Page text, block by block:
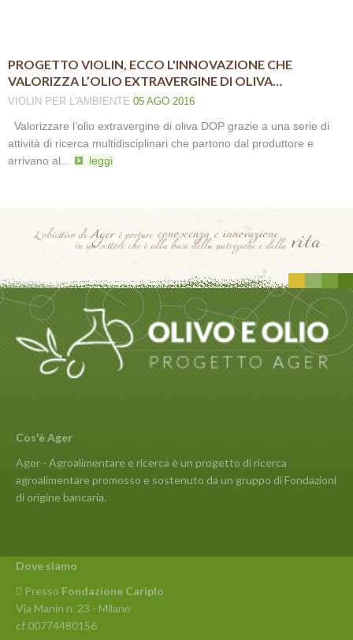
PROGETTO VIOLIN, ECCO L'INNOVAZIONE CHE
VALORIZZA L’OLIO EXTRAVERGINE DI OLIVA…
VIOLIN PER L'AMBIENTE 05 AGO 2016
Valorizzare l’olio extravergine di oliva DOP grazie a una serie di
attività di ricerca multidisciplinari che partono dal produttore e
arrivano al...
leggi
Cos'è Ager
Ager - Agroalimentare e ricerca è un progetto di ricerca
agroalimentare promosso e sostenuto da un gruppo di Fondazioni
di origine bancaria.
Dove siamo
Presso Fondazione Cariplo
Via Manin n. 23 - Milano
cf 00774480156